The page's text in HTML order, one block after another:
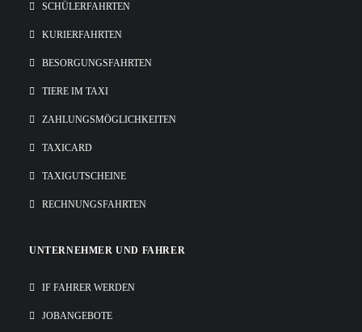
SCHÜLERFAHRTEN
KURIERFAHRTEN
BESORGUNGSFAHRTEN
TIERE IM TAXI
ZAHLUNGSMÖGLICHKEITEN
TAXICARD
TAXIGUTSCHEINE
RECHNUNGSFAHRTEN
UNTERNEHMER UND FAHRER
IF FAHRER WERDEN
JOBANGEBOTE